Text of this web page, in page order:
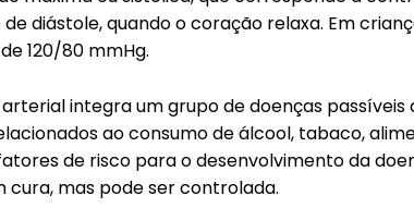
diástole, quando o coração relaxa. Em
120/80 mmHg.
integra um grupo de doenças
ao consumo de álcool, tabaco,
de risco para o desenvolvimento da
cura, mas pode ser controlada.